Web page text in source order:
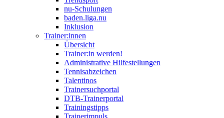
nu-Schulungen
baden.liga.nu
Inklusion
Trainer:innen
Übersicht
Trainer:in werden!
Administrative Hilfestellungen
Tennisabzeichen
Talentinos
Trainersuchportal
DTB-Trainerportal
Trainingstipps
Trainerimpuls